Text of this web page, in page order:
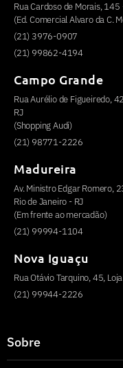
Rua Cardoso de Morais,
(Ed. Comercial Alvaro da C.
(21) 3976-0907
(21) 99862-4194
Campo Grande
Rua Aurélio de Figueiredo,
RJ
(Shopping Audi)
(21) 98771-2226
Madureira
Av. Ministro Edgar Romero,
Rio de Janeiro - RJ
(Em frente ao mercadão)
(21) 99994-1104
Nova Iguaçu
Rua Otávio Tarquino, 45,
(21) 99944-2226
Sobre